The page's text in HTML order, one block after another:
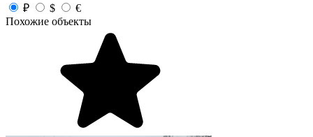
₽
$
€
Похожие объекты